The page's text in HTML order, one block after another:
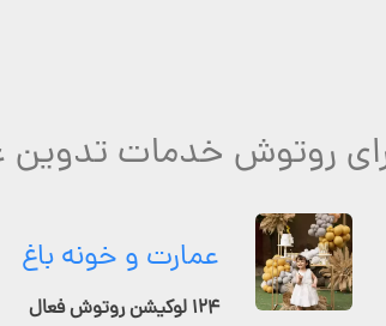
روتوش خدمات
عمارت و خونه باغ
۱۲۴ لوکیشن روتوش فعال